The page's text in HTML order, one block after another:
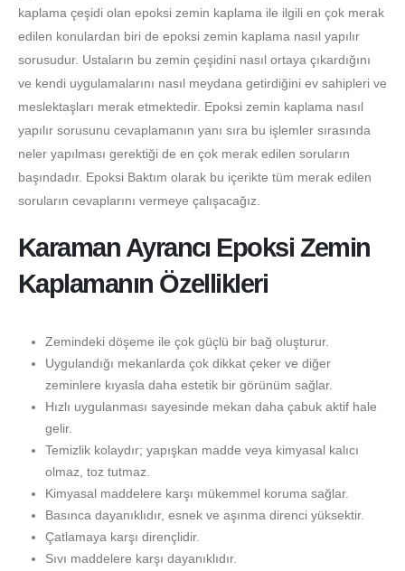
kaplama çeşidi olan epoksi zemin kaplama ile ilgili en çok merak
edilen konulardan biri de epoksi zemin kaplama nasıl yapılır
sorusudur. Ustaların bu zemin çeşidini nasıl ortaya çıkardığını
ve kendi uygulamalarını nasıl meydana getirdiğini ev sahipleri ve
meslektaşları merak etmektedir. Epoksi zemin kaplama nasıl
yapılır sorusunu cevaplamanın yanı sıra bu işlemler sırasında
neler yapılması gerektiği de en çok merak edilen soruların
başındadır. Epoksi Baktım olarak bu içerikte tüm merak edilen
soruların cevaplarını vermeye çalışacağız.
Karaman Ayrancı Epoksi Zemin
Kaplamanın Özellikleri
Zemindeki döşeme ile çok güçlü bir bağ oluşturur.
Uygulandığı mekanlarda çok dikkat çeker ve diğer
zeminlere kıyasla daha estetik bir görünüm sağlar.
Hızlı uygulanması sayesinde mekan daha çabuk aktif hale
gelir.
Temizlik kolaydır; yapışkan madde veya kimyasal kalıcı
olmaz, toz tutmaz.
Kimyasal maddelere karşı mükemmel koruma sağlar.
Basınca dayanıklıdır, esnek ve aşınma direnci yüksektir.
Çatlamaya karşı dirençlidir.
Sıvı maddelere karşı dayanıklıdır.